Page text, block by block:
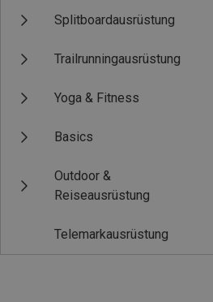
Splitboardausrüstung
Trailrunningausrüstung
Yoga & Fitness
Basics
Outdoor &
Reiseausrüstung
Telemarkausrüstung